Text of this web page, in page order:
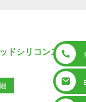
E
ドシリコンスマ